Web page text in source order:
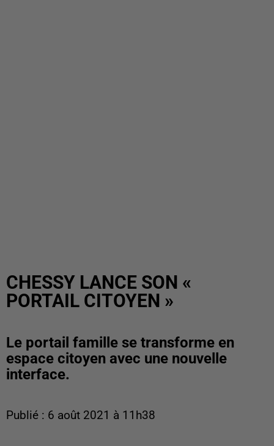
CHESSY LANCE SON «
PORTAIL CITOYEN »
Le portail famille se transforme en
espace citoyen avec une nouvelle
interface.
Publié : 6 août 2021 à 11h38